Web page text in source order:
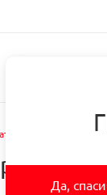
Меню на кольцах с
Да,